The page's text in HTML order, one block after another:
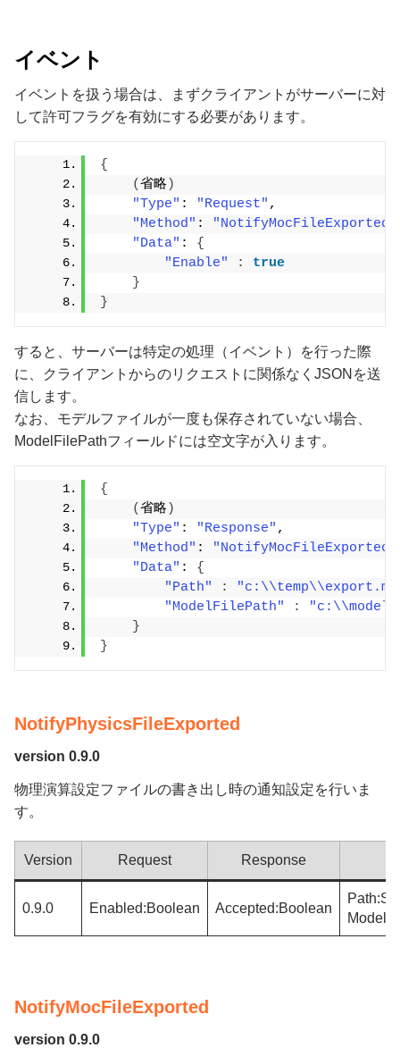
イベント
イベントを扱う場合は、まずクライアントがサーバーに対
して許可フラグを有効にする必要があります。
{
(省略)
"Type" : "Request" ,
"Method" : "NotifyMocFileExported"
"Data" : {
"Enable"
:
true
}
}
すると、サーバーは特定の処理（イベント）を行った際
に、クライアントからのリクエストに関係なくJSONを送
信します。
なお、モデルファイルが一度も保存されていない場合、
ModelFilePathフィールドには空文字が入ります。
{
(省略)
"Type" : "Response" ,
"Method" : "NotifyMocFileExported"
"Data" : {
"Path"
:
"ModelFilePath"
:
}
}
NotifyPhysicsFileExported
version 0.9.0
物理演算設定ファイルの書き出し時の通知設定を行いま
す。
Version Request Response
0.9.0 Enabled:Boolean Accepted:Boolean
NotifyMocFileExported
version 0.9.0